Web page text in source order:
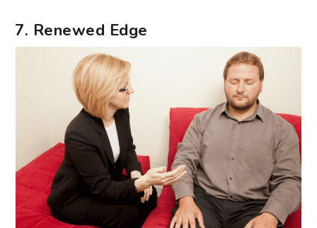
7. Renewed Edge